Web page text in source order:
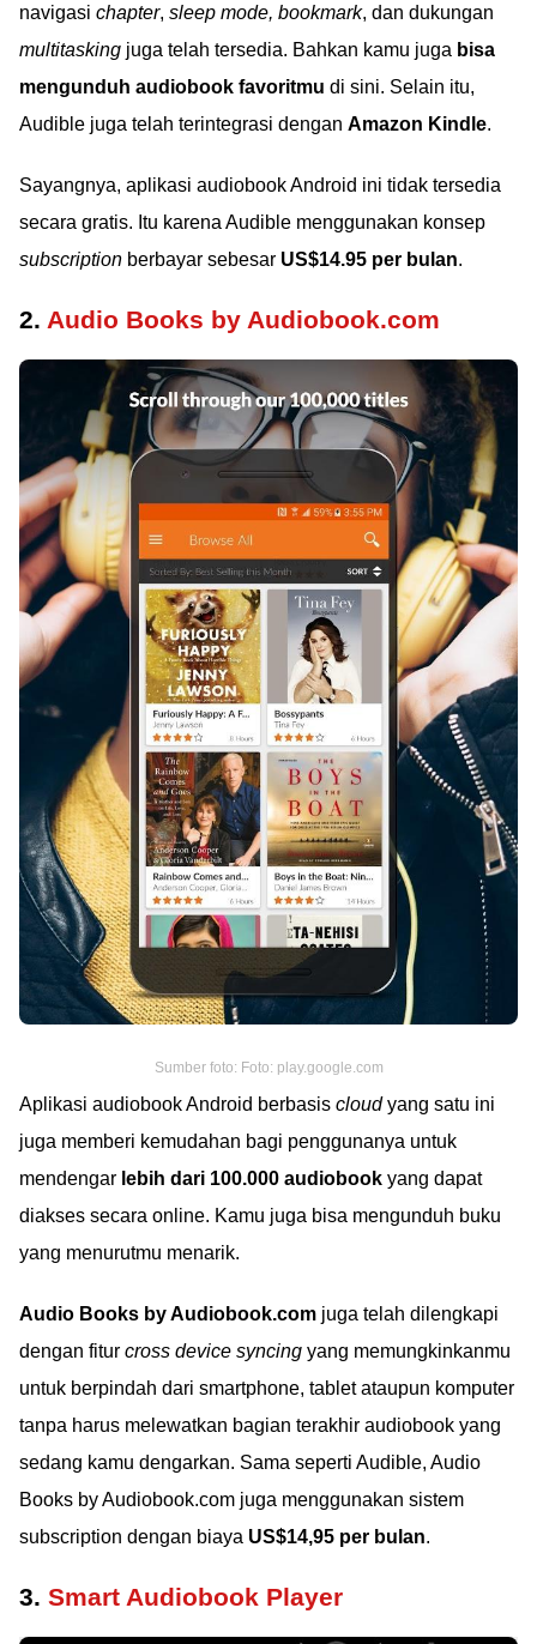
navigasi chapter, sleep mode, bookmark, dan dukungan
multitasking juga telah tersedia. Bahkan kamu juga bisa
mengunduh audiobook favoritmu di sini. Selain itu,
Audible juga telah terintegrasi dengan Amazon Kindle.
Sayangnya, aplikasi audiobook Android ini tidak tersedia
secara gratis. Itu karena Audible menggunakan konsep
subscription berbayar sebesar US$14.95 per bulan.
2. Audio Books by Audiobook.com
Sumber foto: Foto: play.google.com
Aplikasi audiobook Android berbasis cloudyang satu ini
juga memberi kemudahan bagi penggunanya untuk
mendengar lebih dari 100.000 audiobook yang dapat
diakses secara online. Kamu juga bisa mengunduh buku
yang menurutmu menarik.
Audio Books by Audiobook.com juga telah dilengkapi
dengan fitur cross device syncing yang memungkinkanmu
untuk berpindah dari smartphone, tablet ataupun komputer
tanpa harus melewatkan bagian terakhir audiobook yang
sedang kamu dengarkan. Sama seperti Audible, Audio
Books by Audiobook.com juga menggunakan sistem
subscription dengan biaya US$14,95 per bulan.
3. Smart Audiobook Player